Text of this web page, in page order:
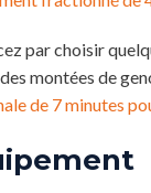
par choisir
montées de
de 7 minutes